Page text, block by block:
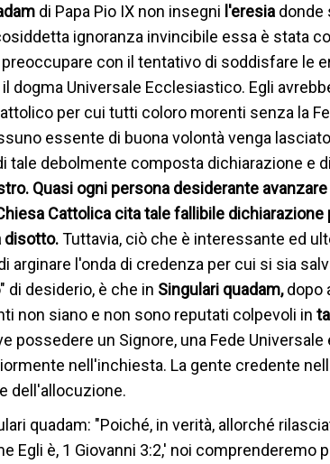
di Papa Pio IX non insegni l'eresia donde
ignoranza invincibile essa è stata
con il tentativo di soddisfare le
dogma Universale Ecclesiastico. Egli
per cui tutti coloro morenti senza la
essente di buona volontà venga
tale debolmente composta dichiarazione e
Quasi ogni persona desiderante
Cattolica cita tale fallibile
disotto.Tuttavia, ciò che è interessante ed
arginare l'onda di credenza per cui si sia
di desiderio, è che in Singulari quadam,dopo
non siano e non sono reputati colpevoli in
possedere un Signore, una Fede
nell'inchiesta. La gente credente
dell'allocuzione.
quadam: "Poiché, in verità, allorché
Egli è, 1 Giovanni 3:2,' noi